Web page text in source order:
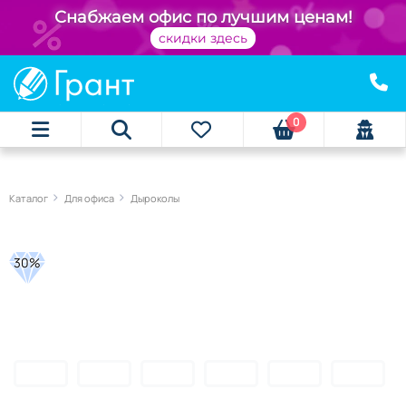
Снабжаем офис по лучшим ценам!
скидки здесь
0
Каталог Для офиса Дыроколы
30%